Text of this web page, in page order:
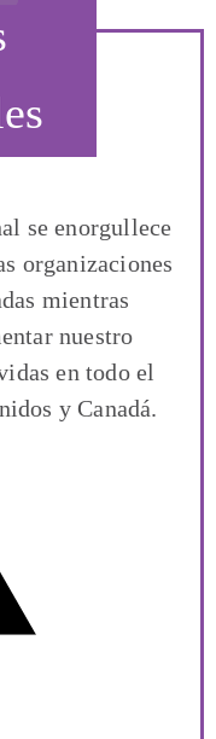
se enorgullece
organizaciones
mientras
nuestro
en todo el
y Canadá.